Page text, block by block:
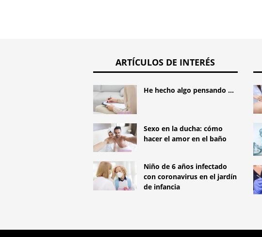
ARTÍCULOS DE INTERÉS
He hecho algo pensando ...
Sexo en la ducha: cómo
hacer el amor en el baño
Niño de 6 años infectado
con coronavirus en el jardín
de infancia